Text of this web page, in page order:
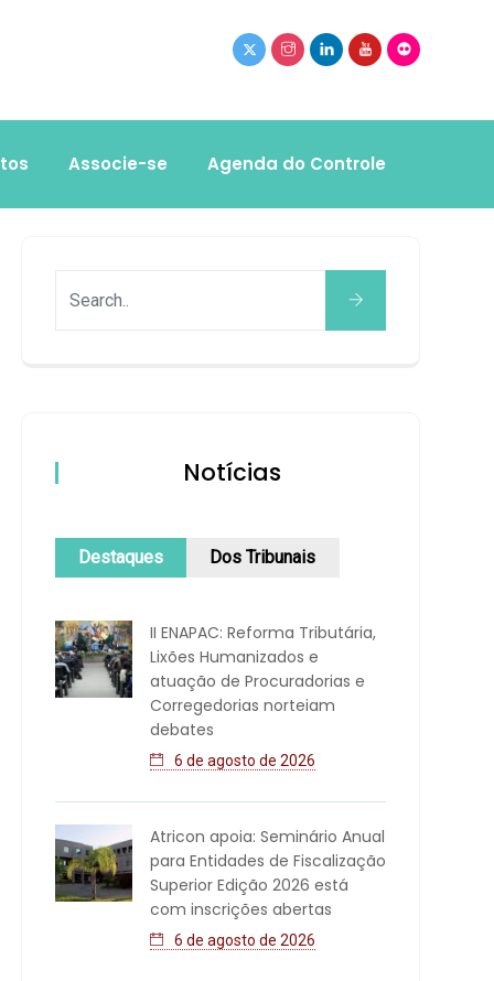
Associe-se Agenda do Controle
Notícias
Destaques Dos Tribunais
II ENAPAC: Reforma Tributária,
Lixões Humanizados e
atuação de Procuradorias e
Corregedorias norteiam
debates
6 de agosto de 2026
Atricon apoia: Seminário Anual
para Entidades de Fiscalização
Superior Edição 2026 está
com inscrições abertas
6 de agosto de 2026